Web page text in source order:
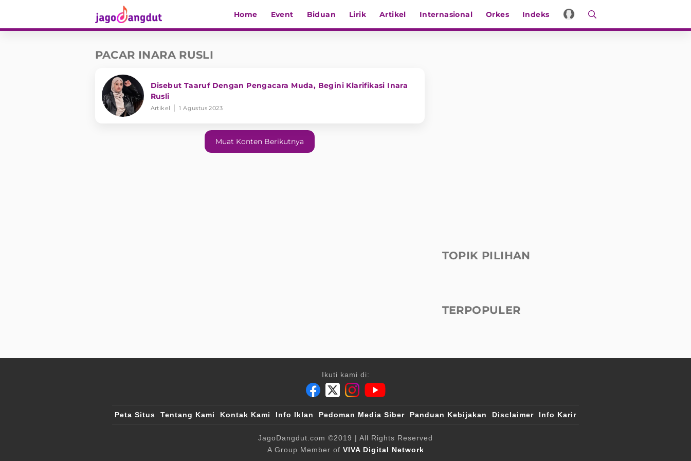
Home Event Biduan Lirik Artikel Internasional Orkes Indeks
PACAR INARA RUSLI
Disebut Taaruf Dengan Pengacara Muda, Begini Klarifikasi Inara
Rusli
Artikel 1 Agustus 2023
Muat Konten Berikutnya
TOPIK PILIHAN
TERPOPULER
Ikuti kami di:
Peta Situs Tentang Kami Kontak Kami Info Iklan Pedoman Media Siber Panduan Kebijakan Disclaimer Info Karir
JagoDangdut.com ©2019 | All Rights Reserved
A Group Member of VIVA Digital Network